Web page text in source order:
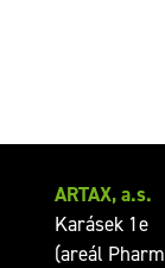
ARTAX, a.s.
Karásek 1e
(areál